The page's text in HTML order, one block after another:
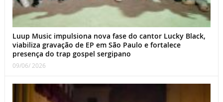
Luup Music impulsiona nova fase do cantor Lucky Black,
viabiliza gravação de EP em São Paulo e fortalece
presença do trap gospel sergipano
09/06/ 2026